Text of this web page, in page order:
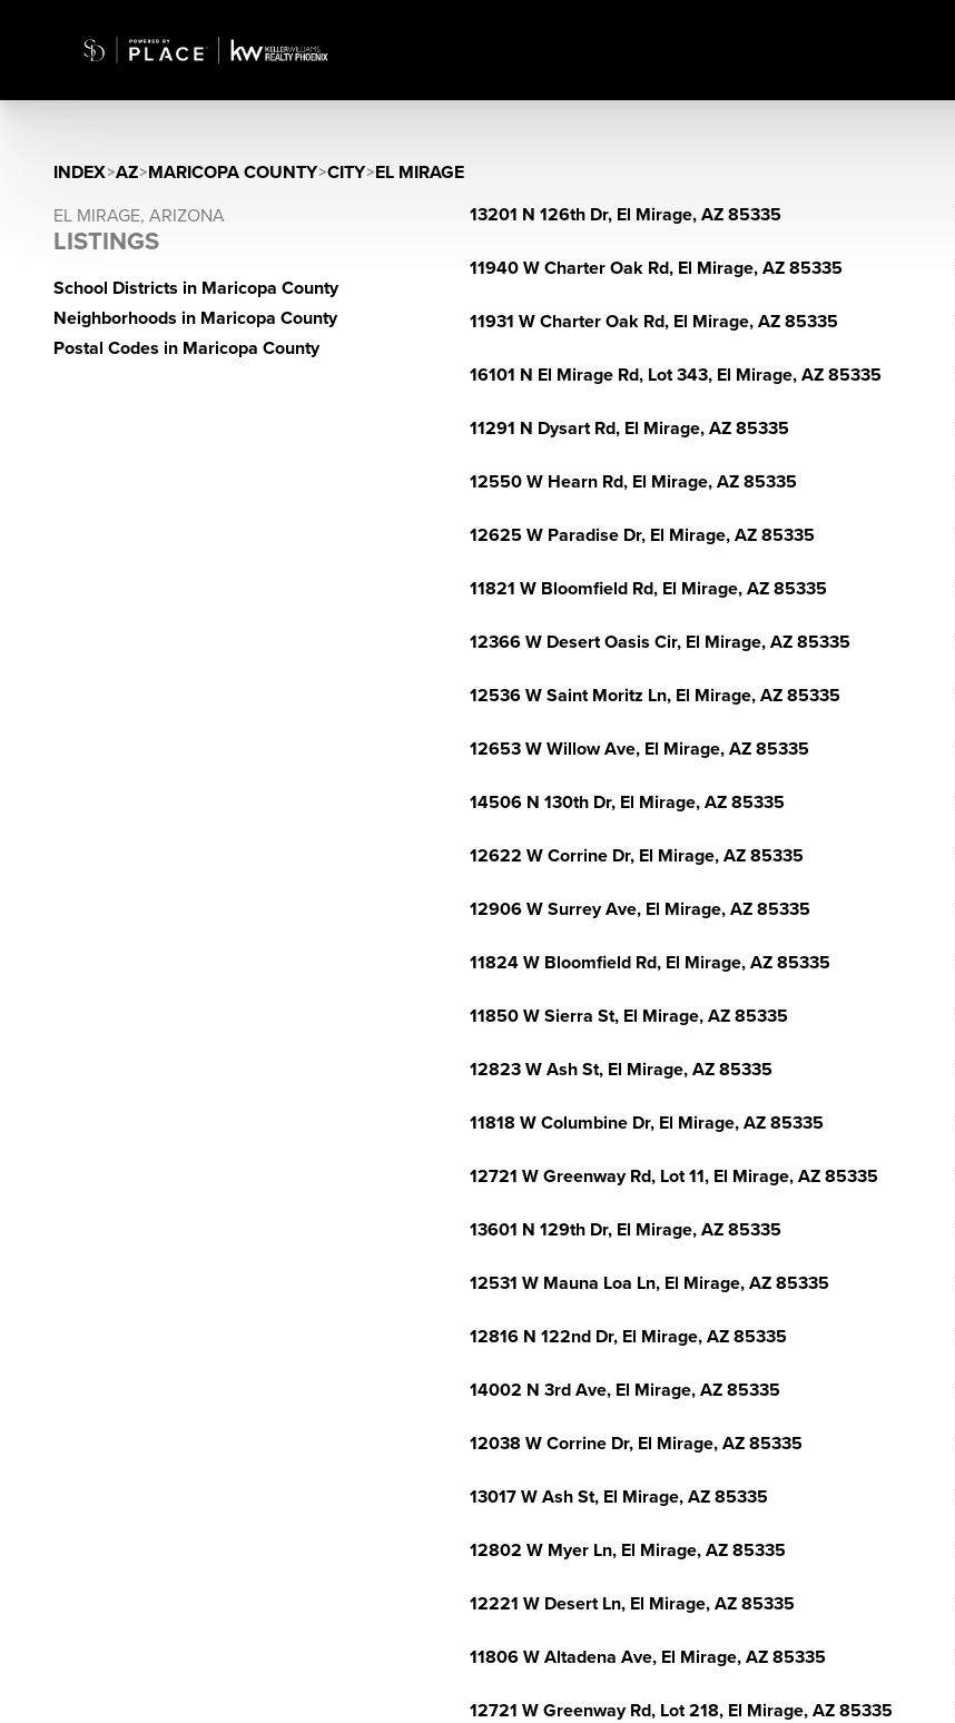
INDEX>AZ>MARICOPA COUNTY>CITY>EL MIRAGE
EL MIRAGE, ARIZONA
LISTINGS
School Districts in Maricopa County
Neighborhoods in Maricopa County
Postal Codes in Maricopa County
13201 N 126th Dr, El Mirage, AZ 85335
11940 W Charter Oak Rd, El Mirage, AZ 85335
11931 W Charter Oak Rd, El Mirage, AZ 85335
16101 N El Mirage Rd, Lot 343, El Mirage, AZ 85335
11291 N Dysart Rd, El Mirage, AZ 85335
12550 W Hearn Rd, El Mirage, AZ 85335
12625 W Paradise Dr, El Mirage, AZ 85335
11821 W Bloomfield Rd, El Mirage, AZ 85335
12366 W Desert Oasis Cir, El Mirage, AZ 85335
12536 W Saint Moritz Ln, El Mirage, AZ 85335
12653 W Willow Ave, El Mirage, AZ 85335
14506 N 130th Dr, El Mirage, AZ 85335
12622 W Corrine Dr, El Mirage, AZ 85335
12906 W Surrey Ave, El Mirage, AZ 85335
11824 W Bloomfield Rd, El Mirage, AZ 85335
11850 W Sierra St, El Mirage, AZ 85335
12823 W Ash St, El Mirage, AZ 85335
11818 W Columbine Dr, El Mirage, AZ 85335
12721 W Greenway Rd, Lot 11, El Mirage, AZ 85335
13601 N 129th Dr, El Mirage, AZ 85335
12531 W Mauna Loa Ln, El Mirage, AZ 85335
12816 N 122nd Dr, El Mirage, AZ 85335
14002 N 3rd Ave, El Mirage, AZ 85335
12038 W Corrine Dr, El Mirage, AZ 85335
13017 W Ash St, El Mirage, AZ 85335
12802 W Myer Ln, El Mirage, AZ 85335
12221 W Desert Ln, El Mirage, AZ 85335
11806 W Altadena Ave, El Mirage, AZ 85335
12721 W Greenway Rd, Lot 218, El Mirage, AZ 85335